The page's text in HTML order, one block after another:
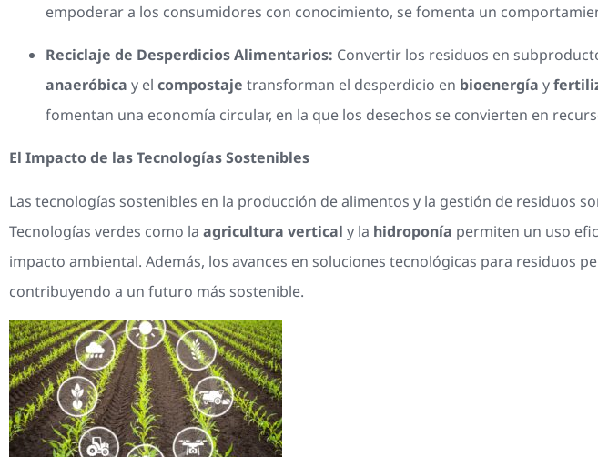
empoderar a los consumidores con conocimiento, se fomenta un
Reciclaje de Desperdicios Alimentarios: Convertir los residuos en
anaeróbica y el compostaje transforman el desperdicio en bioenergía y
fomentan una economía circular, en la que los desechos se convierten en
El Impacto de las Tecnologías Sostenibles
Las tecnologías sostenibles en la producción de alimentos y la gestión de residuos
Tecnologías verdes como la agricultura vertical y la hidroponía permiten un uso
impacto ambiental. Además, los avances en soluciones tecnológicas para residuos
contribuyendo a un futuro más sostenible.